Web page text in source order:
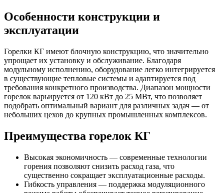
Особенности конструкции и
эксплуатации
Горелки КГ имеют блочную конструкцию, что значительно
упрощает их установку и обслуживание. Благодаря
модульному исполнению, оборудование легко интегрируется
в существующие тепловые системы и адаптируется под
требования конкретного производства. Диапазон мощности
горелок варьируется от 120 кВт до 25 МВт, что позволяет
подобрать оптимальный вариант для различных задач — от
небольших цехов до крупных промышленных комплексов.
Преимущества горелок КГ
Высокая экономичность — современные технологии
горения позволяют снизить расход газа, что
существенно сокращает эксплуатационные расходы.
Гибкость управления — поддержка модуляционного